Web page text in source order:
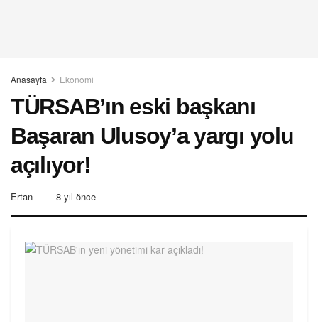
Anasayfa Ekonomi
TÜRSAB’ın eski başkanı
Başaran Ulusoy’a yargı yolu
açılıyor!
Ertan 8 yıl önce